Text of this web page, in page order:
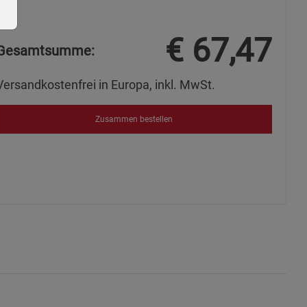
€ 67,47
in Europa, inkl. MwSt.
Zusammen bestellen